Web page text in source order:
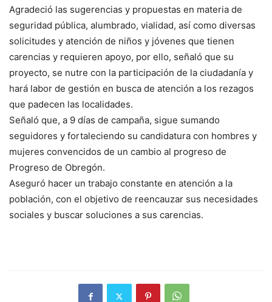
Agradeció las sugerencias y propuestas en materia de
seguridad pública, alumbrado, vialidad, así como diversas
solicitudes y atención de niños y jóvenes que tienen
carencias y requieren apoyo, por ello, señaló que su
proyecto, se nutre con la participación de la ciudadanía y
hará labor de gestión en busca de atención a los rezagos
que padecen las localidades.
Señaló que, a 9 días de campaña, sigue sumando
seguidores y fortaleciendo su candidatura con hombres y
mujeres convencidos de un cambio al progreso de
Progreso de Obregón.
Aseguró hacer un trabajo constante en atención a la
población, con el objetivo de reencauzar sus necesidades
sociales y buscar soluciones a sus carencias.